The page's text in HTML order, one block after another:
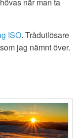
ISO. Trådutlösare
jag nämnt över.